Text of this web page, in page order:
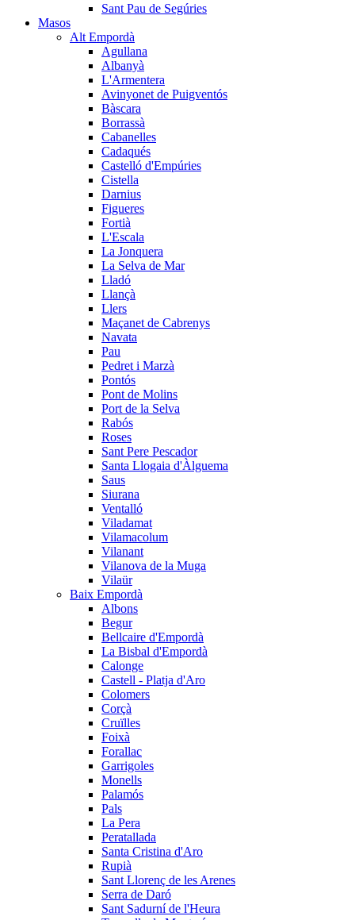
Sant Pau de Segúries
Masos
Alt Empordà
Agullana
Albanyà
L'Armentera
Avinyonet de Puigventós
Bàscara
Borrassà
Cabanelles
Cadaqués
Castelló d'Empúries
Cistella
Darnius
Figueres
Fortià
L'Escala
La Jonquera
La Selva de Mar
Lladó
Llançà
Llers
Maçanet de Cabrenys
Navata
Pau
Pedret i Marzà
Pontós
Pont de Molins
Port de la Selva
Rabós
Roses
Sant Pere Pescador
Santa Llogaia d'Àlguema
Saus
Siurana
Ventalló
Viladamat
Vilamacolum
Vilanant
Vilanova de la Muga
Vilaür
Baix Empordà
Albons
Begur
Bellcaire d'Empordà
La Bisbal d'Empordà
Calonge
Castell - Platja d'Aro
Colomers
Corçà
Cruïlles
Foixà
Forallac
Garrigoles
Monells
Palamós
Pals
La Pera
Peratallada
Santa Cristina d'Aro
Rupià
Sant Llorenç de les Arenes
Serra de Daró
Sant Sadurní de l'Heura